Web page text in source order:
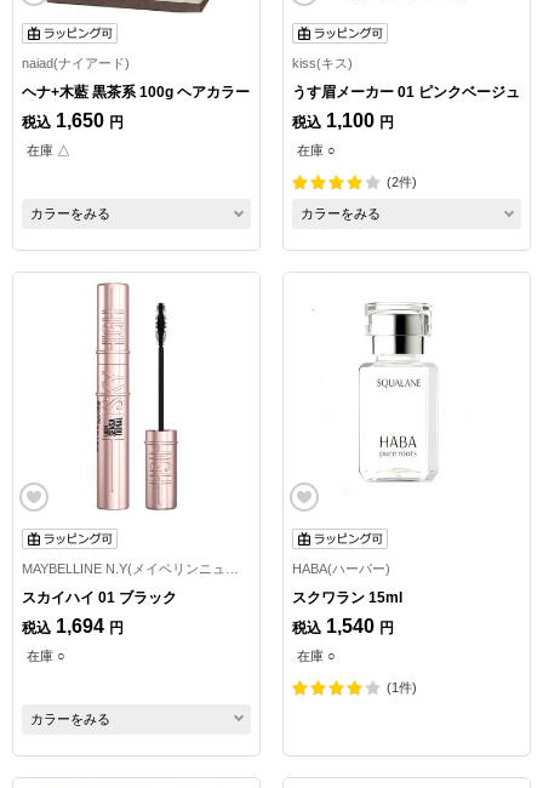
naiad(ナイアード)
ヘナ+木藍 黒茶系 100g ヘアカラー
税込 1,650 円
在庫 △
カラーをみる
kiss(キス)
うす眉メーカー 01 ピンクベージュ
税込 1,100 円
在庫 ○
(2件)
カラーをみる
スカイハイ 01 ブラック
税込 1,694 円
在庫 ○
カラーをみる
HABA(ハーバー)
スクワラン 15ml
税込 1,540 円
在庫 ○
(1件)